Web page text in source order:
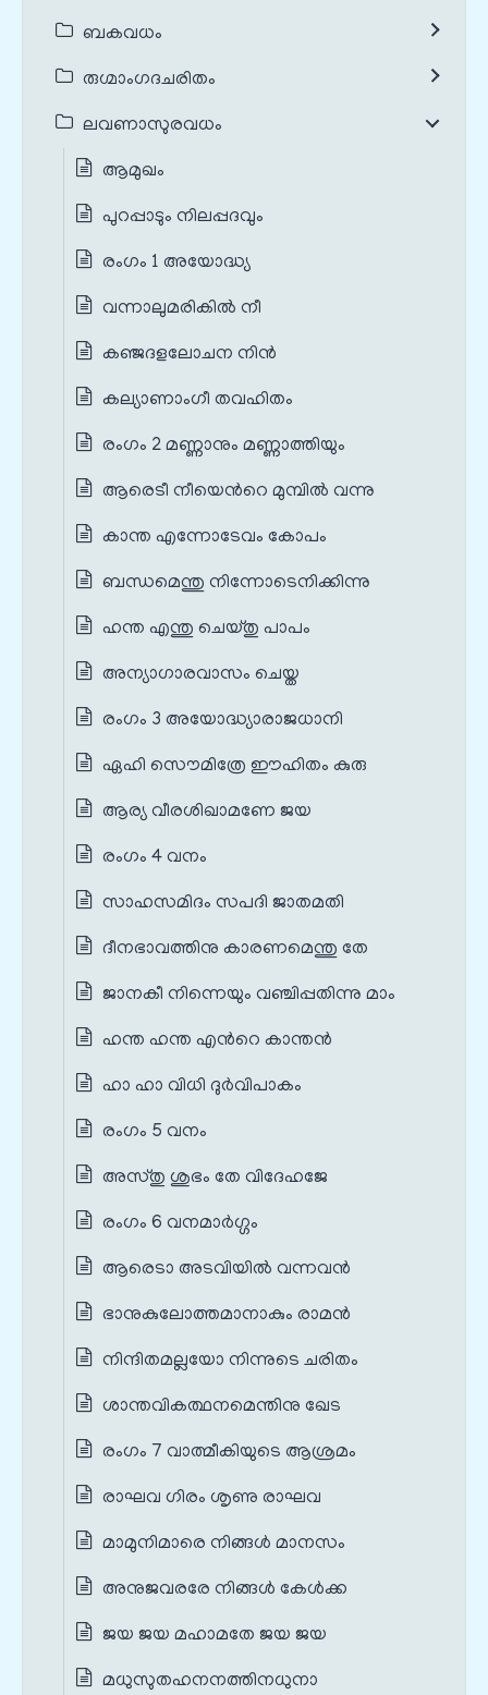
ബകവധം
രുഗ്മാംഗദചരിതം
ലവണാസുരവധം
ആമുഖം
പുറപ്പാടും നിലപ്പദവും
രംഗം 1 അയോദ്ധ്യ
വന്നാലുമരികില്‍ നീ
കഞ്ജദളലോചന നിന്‍
കല്യാണാംഗീ തവഹിതം
രംഗം 2 മണ്ണാനും മണ്ണാത്തിയും
ആരെടീ നീയെന്‍റെ മുമ്പില്‍ വന്നു
കാന്ത എന്നോടേവം കോപം
ബന്ധമെന്തു നിന്നോടെനിക്കിന്നു
ഹന്ത എന്തു ചെയ്തു പാപം
അന്യാഗാരവാസം ചെയ്ത
രംഗം 3 അയോദ്ധ്യാരാജധാനി
ഏഹി സൌമിത്രേ ഈഹിതം കുരു
ആര്യ വീരശിഖാമണേ ജയ
രംഗം 4 വനം
സാഹസമിദം സപദി ജാതമതി
ദീനഭാവത്തിനു കാരണമെന്തു തേ
ജാനകീ നിന്നെയും വഞ്ചിപ്പതിന്നു മാം
ഹന്ത ഹന്ത എന്‍റെ കാന്തന്‍
ഹാ ഹാ വിധി ദുര്‍വിപാകം
രംഗം 5 വനം
അസ്തു ശുഭം തേ വിദേഹജേ
രംഗം 6 വനമാര്‍ഗ്ഗം
ആരെടാ അടവിയില്‍ വന്നവന്‍
ഭാനുകുലോത്തമാനാകും രാമന്‍
നിന്ദിതമല്ലയോ നിന്നുടെ ചരിതം
ശാന്തവികത്ഥനമെന്തിനു ഖേട
രംഗം 7 വാത്മീകിയുടെ ആശ്രമം
രാഘവ ഗിരം ശൃണു രാഘവ
മാമുനിമാരെ നിങ്ങള്‍ മാനസം
അനുജവരരേ നിങ്ങള്‍ കേള്‍ക്ക
ജയ ജയ മഹാമതേ ജയ ജയ
മധുസുതഹനനത്തിനധുനാ